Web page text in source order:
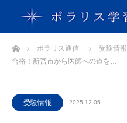
ホームポラリス通信 受験情報
合格！新宮市から医師への道を…
受験情報 2025.12.05